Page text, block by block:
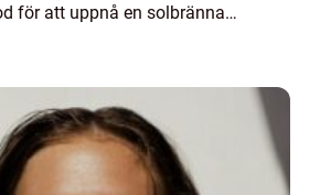
för att uppnå en solbränna